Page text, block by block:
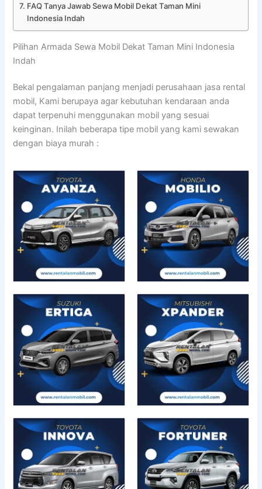
FAQ Tanya Jawab Sewa Mobil Dekat Taman Mini
Indonesia Indah
Pilihan Armada Sewa Mobil Dekat Taman Mini Indonesia
Indah
Bekal pengalaman panjang menjadi perusahaan jasa rental
mobil, Kami berupaya agar kebutuhan kendaraan anda
dapat terpenuhi menggunakan mobil yang sesuai
keinginan. Inilah beberapa tipe mobil yang kami sewakan
dengan biaya murah :